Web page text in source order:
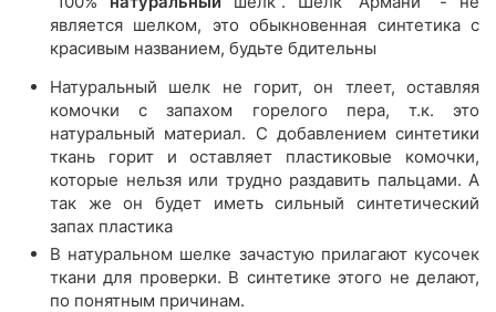
является шелком, это обыкновенная синтетика с
красивым названием, будьте бдительны
Натуральный шелк не горит, он тлеет, оставляя
комочки с запахом горелого пера, т.к. это
натуральный материал. С добавлением синтетики
ткань горит и оставляет пластиковые комочки,
которые нельзя или трудно раздавить пальцами. А
так же он будет иметь сильный синтетический
запах пластика
В натуральном шелке зачастую прилагают кусочек
ткани для проверки. В синтетике этого не делают,
по понятным причинам.